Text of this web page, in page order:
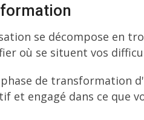
se décompose en
où se situent vos
phase de transformation
et engagé dans ce que